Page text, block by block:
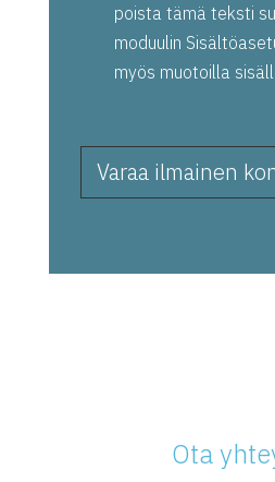
poista tämä teksti
moduulin
myös muotoilla
Varaa ilmainen
Ota